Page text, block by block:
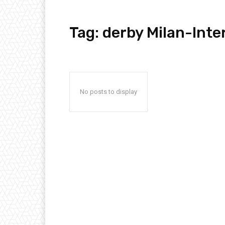
Tag: derby Milan-
No posts to display